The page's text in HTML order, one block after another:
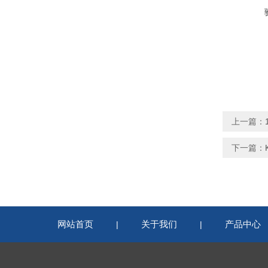
上一篇：
下一篇：
网站首页 | 关于我们 | 产品中心